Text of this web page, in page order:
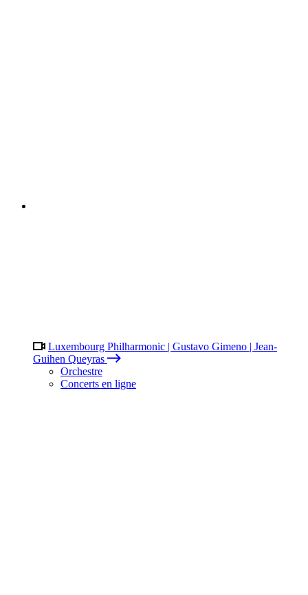
Luxembourg Philharmonic | Gustavo Gimeno | Jean-
Guihen Queyras
Orchestre
Concerts en ligne